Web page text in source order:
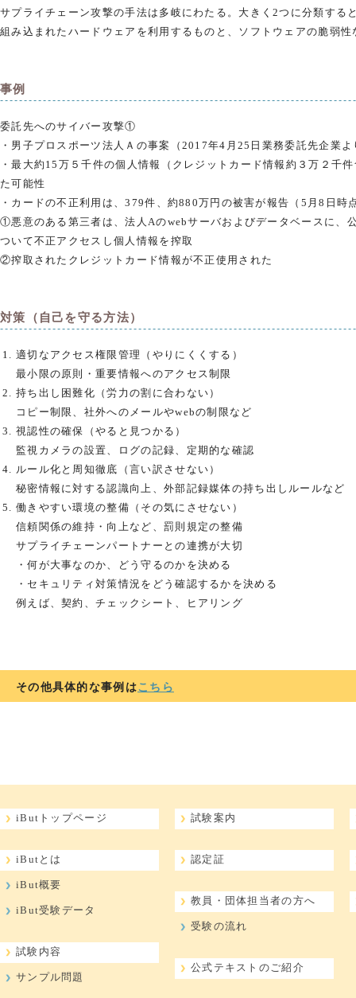
サプライチェーン攻撃の手法は多岐にわたる。大きく2つに分類する
組み込まれたハードウェアを利用するものと、ソフトウェアの脆弱
事例
委託先へのサイバー攻撃①
・男子プロスポーツ法人Ａの事案（2017年4月25日業務委託先企業よ
・最大約15万５千件の個人情報（クレジットカード情報約３万２千
た可能性
・カードの不正利用は、379件、約880万円の被害が報告（5月8日時
①悪意のある第三者は、法人Aのwebサーバおよびデータベースに、
ついて不正アクセスし個人情報を搾取
②搾取されたクレジットカード情報が不正使用された
対策（自己を守る方法）
適切なアクセス権限管理（やりにくくする）
最小限の原則・重要情報へのアクセス制限
持ち出し困難化（労力の割に合わない）
コピー制限、社外へのメールやwebの制限など
視認性の確保（やると見つかる）
監視カメラの設置、ログの記録、定期的な確認
ルール化と周知徹底（言い訳させない）
秘密情報に対する認識向上、外部記録媒体の持ち出しルールなど
働きやすい環境の整備（その気にさせない）
信頼関係の維持・向上など、罰則規定の整備
サプライチェーンパートナーとの連携が大切
・何が大事なのか、どう守るのかを決める
・セキュリティ対策情況をどう確認するかを決める
例えば、契約、チェックシート、ヒアリング
その他具体的な事例はこちら
iButトップページ
iButとは
iBut概要
iBut受験データ
試験内容
サンプル問題
試験案内
認定証
教員・団体担当者の方へ
受験の流れ
公式テキストのご紹介